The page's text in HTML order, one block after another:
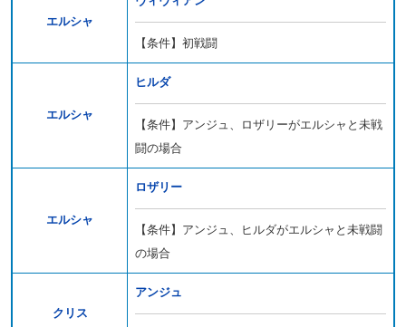
エルシャ
【条件】初戦闘
エルシャ
ヒルダ
【条件】アンジュ、ロザリーがエルシャと未戦
闘の場合
エルシャ
ロザリー
【条件】アンジュ、ヒルダがエルシャと未戦闘
の場合
クリス
アンジュ